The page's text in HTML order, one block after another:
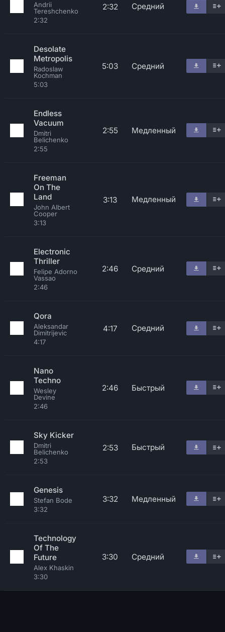
Andrii
Tereshchenko
2:32
2:32 Средний
Desolate
Metropolis
Radoslaw
Kochman
5:03
5:03 Средний
Endless
Vacuum
Dmitri
Belichenko
2:55
2:55 Медленный
Freeman
On The
Land
John Albert
Cooper
3:13
3:13 Медленный
Electronic
Thriller
Felipe Adorno
Vassao
2:46
2:46 Средний
Qora
Aleksandar
Dimitrijevic
4:17
4:17 Средний
Nano
Techno
Wesley
Devine
2:46
2:46 Быстрый
Sky Kicker
Dmitri
Belichenko
2:53
2:53 Быстрый
Genesis
Stefan Bode
3:32
3:32 Медленный
Technology
Of The
Future
Alex Khaskin
3:30
3:30 Средний